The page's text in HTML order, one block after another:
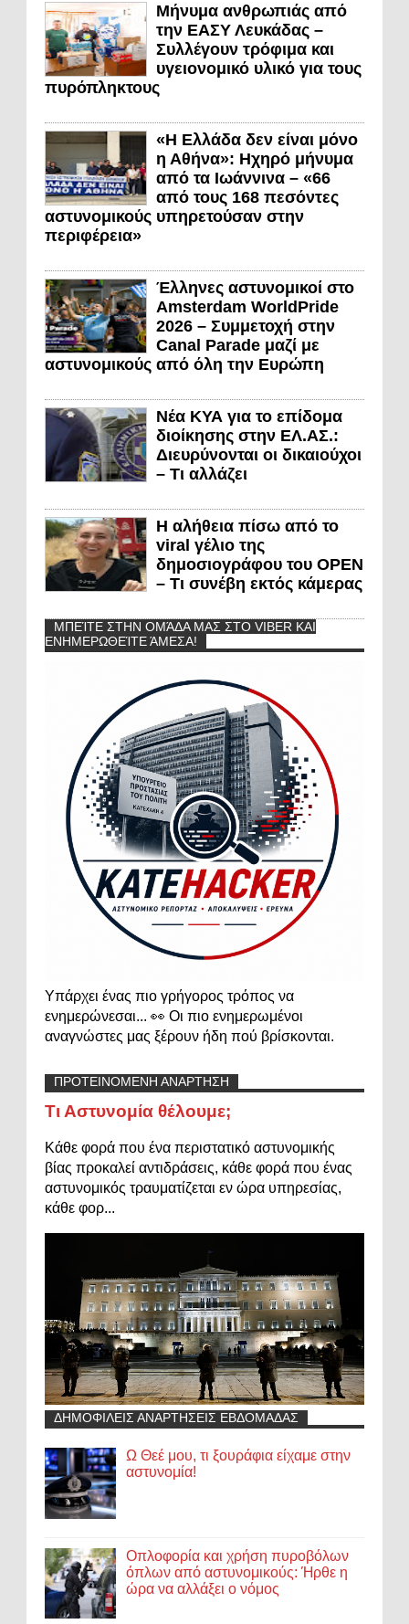
Μήνυμα ανθρωπιάς από
την ΕΑΣΥ Λευκάδας –
Συλλέγουν τρόφιμα και
υγειονομικό υλικό για τους
πυρόπληκτους
«Η Ελλάδα δεν είναι μόνο
η Αθήνα»: Ηχηρό μήνυμα
από τα Ιωάννινα – «66
από τους 168 πεσόντες
αστυνομικούς υπηρετούσαν στην
περιφέρεια»
Έλληνες αστυνομικοί στο
Amsterdam WorldPride
2026 – Συμμετοχή στην
Canal Parade μαζί με
αστυνομικούς από όλη την Ευρώπη
Νέα ΚΥΑ για το επίδομα
διοίκησης στην ΕΛ.ΑΣ.:
Διευρύνονται οι δικαιούχοι
– Τι αλλάζει
Η αλήθεια πίσω από το
viral γέλιο της
δημοσιογράφου του OPEN
– Τι συνέβη εκτός κάμερας
ΜΠΕΊΤΕ ΣΤΗΝ ΟΜΆΔΑ ΜΑΣ ΣΤΟ VIBER ΚΑΙ
ΕΝΗΜΕΡΩΘΕΊΤΕ ΆΜΕΣΑ!
Υπάρχει ένας πιο γρήγορος τρόπος να
ενημερώνεσαι... 👀 Οι πιο ενημερωμένοι
αναγνώστες μας ξέρουν ήδη πού βρίσκονται.
ΠΡΟΤΕΙΝΟΜΕΝΗ ΑΝΑΡΤΗΣΗ
Τι Αστυνομία θέλουμε;
Κάθε φορά που ένα περιστατικό αστυνομικής
βίας προκαλεί αντιδράσεις, κάθε φορά που ένας
αστυνομικός τραυματίζεται εν ώρα υπηρεσίας,
κάθε φορ...
ΔΗΜΟΦΙΛΕΙΣ ΑΝΑΡΤΗΣΕΙΣ ΕΒΔΟΜΑΔΑΣ
Ω Θεέ μου, τι ξουράφια είχαμε στην
αστυνομία!
Οπλοφορία και χρήση πυροβόλων
όπλων από αστυνομικούς: Ήρθε η
ώρα να αλλάξει ο νόμος